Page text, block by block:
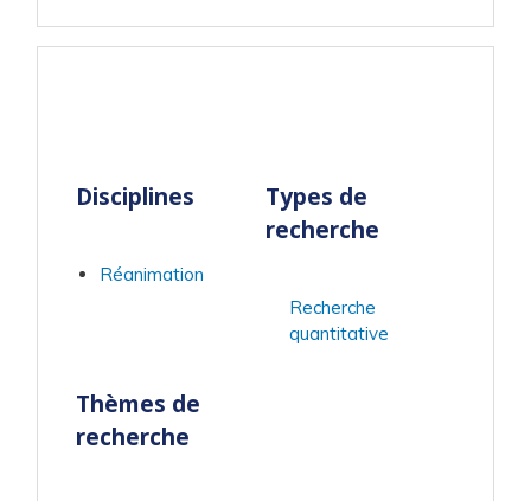
Disciplines
Réanimation
Thèmes de
recherche
Types de
recherche
Recherche
quantitative